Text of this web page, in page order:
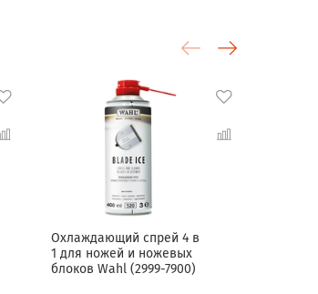
Охлаждающий спрей 4 в
1 для ножей и ножевых
блоков Wahl (2999-7900)